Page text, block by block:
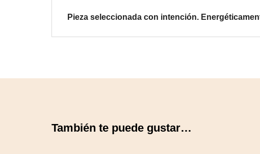
Pieza seleccionada con intención.
También te puede gustar…